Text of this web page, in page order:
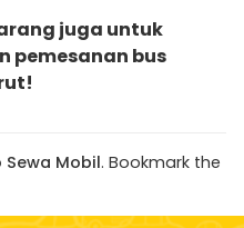
juga untuk
pemesanan bus
Sewa Mobil. Bookmark the